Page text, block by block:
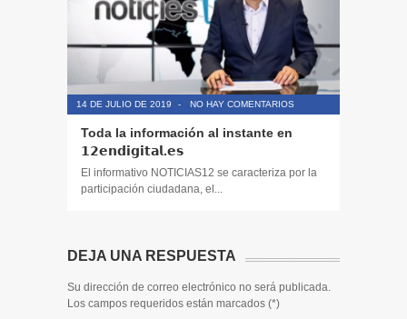
14 DE JULIO DE 2019 - NO HAY COMENTARIOS
Toda la información al instante en
𝟭𝟮𝗲𝗻𝗱𝗶𝗴𝗶𝘁𝗮𝗹.𝗲𝘀
El informativo NOTICIAS12 se caracteriza por la
participación ciudadana, el...
DEJA UNA RESPUESTA
Su dirección de correo electrónico no será publicada.
Los campos requeridos están marcados (*)